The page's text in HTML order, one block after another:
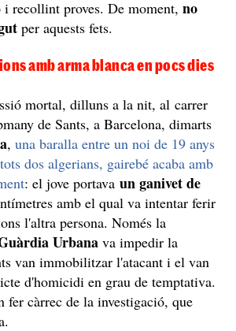
recollint proves. De moment, no
per aquests fets.
amb arma blanca en pocs dies
mortal, dilluns a la nit, al carrer
de Sants, a Barcelona, dimarts
, una baralla entre un noi de 19 anys
dos algerians, gairebé acaba amb
: el jove portava un ganivet de
amb el qual va intentar ferir
l'altra persona. Només la
Urbana va impedir la
van immobilitzar l'atacant i el van
d'homicidi en grau de temptativa.
fer càrrec de la investigació, que